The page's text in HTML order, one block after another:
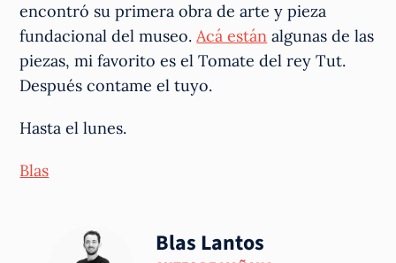
encontró su primera obra de arte y pieza
fundacional del museo.Acá están algunas de las
piezas, mi favorito es el Tomate del rey Tut.
Después contame el tuyo.
Hasta el lunes.
Blas
Blas Lantos